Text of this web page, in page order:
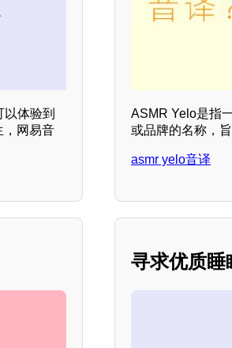
体验到
，网易音
ASMR Yelo是指
或品牌的名称，
asmr yelo音译
寻求优质睡